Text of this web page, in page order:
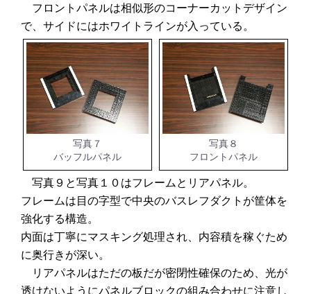
フロントパネルは相似形のコーナーカットデザイン
で、サイドにはホワイトラインが入っている。
写真７
バッフルパネル
写真８
フロントパネル
写真９と写真１０はフレームとリアパネル。
フレームは目の字型で中央のバスレフダクトが筐体を
強化する構造。
内面は丁寧にマスキング処理され、内容積を稼ぐため
に奥行きが深い。
リアパネルはただの板だが密閉性確保のため、光が
透けないようにパネルブロックの組み合わせに注意し